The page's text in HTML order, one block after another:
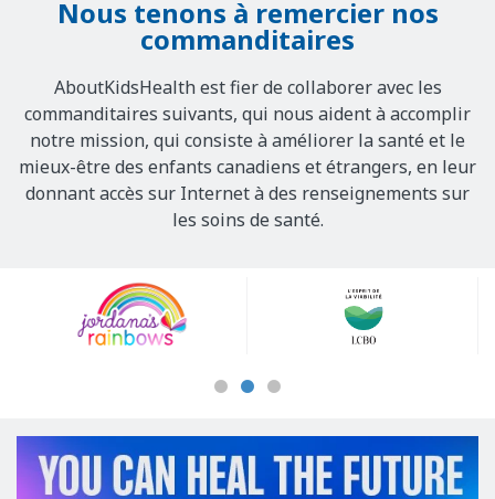
Nous tenons à remercier nos
commanditaires
AboutKidsHealth est fier de collaborer avec les
commanditaires suivants, qui nous aident à accomplir
notre mission, qui consiste à améliorer la santé et le
mieux-être des enfants canadiens et étrangers, en leur
donnant accès sur Internet à des renseignements sur
les soins de santé.
Sponsors